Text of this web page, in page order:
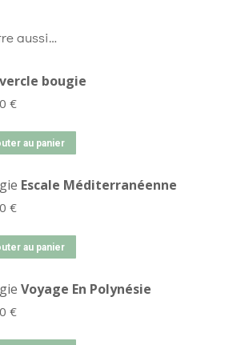
aussi…
bougie
€
au panier
Escale Méditerranéenne
€
au panier
Voyage En Polynésie
€